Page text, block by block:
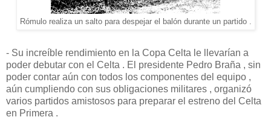
Rómulo realiza un salto para despejar el balón durante un partido .
- Su increíble rendimiento en la Copa Celta le llevarían a
poder debutar con el Celta . El presidente Pedro Braña , sin
poder contar aún con todos los componentes del equipo ,
aún cumpliendo con sus obligaciones militares , organizó
varios partidos amistosos para preparar el estreno del Celta
en Primera .